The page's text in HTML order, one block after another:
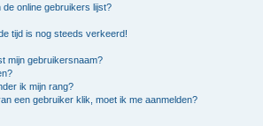
online gebruikers lijst?
tijd is nog steeds verkeerd!
mijn gebruikersnaam?
ik mijn rang?
een gebruiker klik, moet ik me aanmelden?